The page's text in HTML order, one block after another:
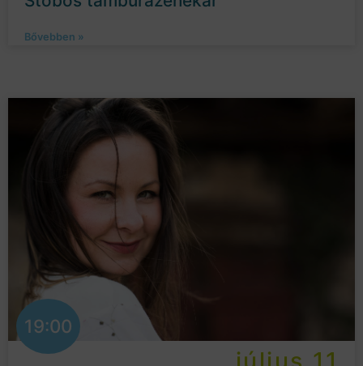
Bővebben »
19:00